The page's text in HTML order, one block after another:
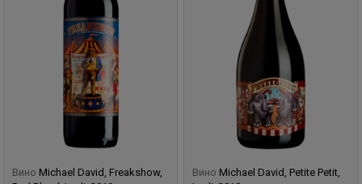
Вино Michael David, Freakshow,
Вино Michael David, Petite Petit,